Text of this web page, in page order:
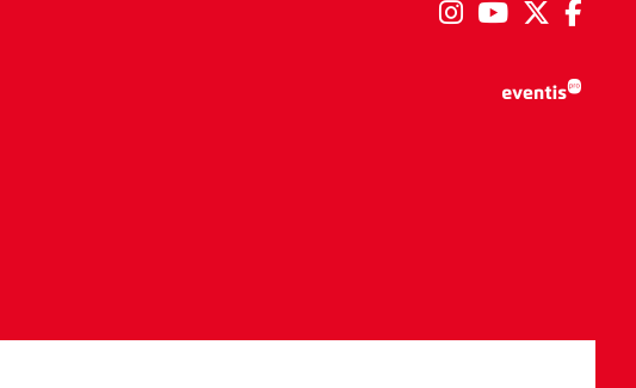
Link aLink aLink a
Link